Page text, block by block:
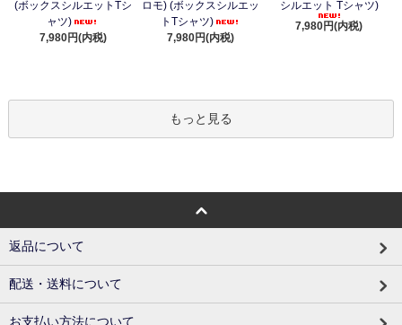
(ボックスシルエットTシ
ャツ)
7,980円(内税)
ロモ) (ボックスシルエッ
トTシャツ)
7,980円(内税)
シルエット Tシャツ)
7,980円(内税)
もっと見る
返品について
配送・送料について
お支払い方法について